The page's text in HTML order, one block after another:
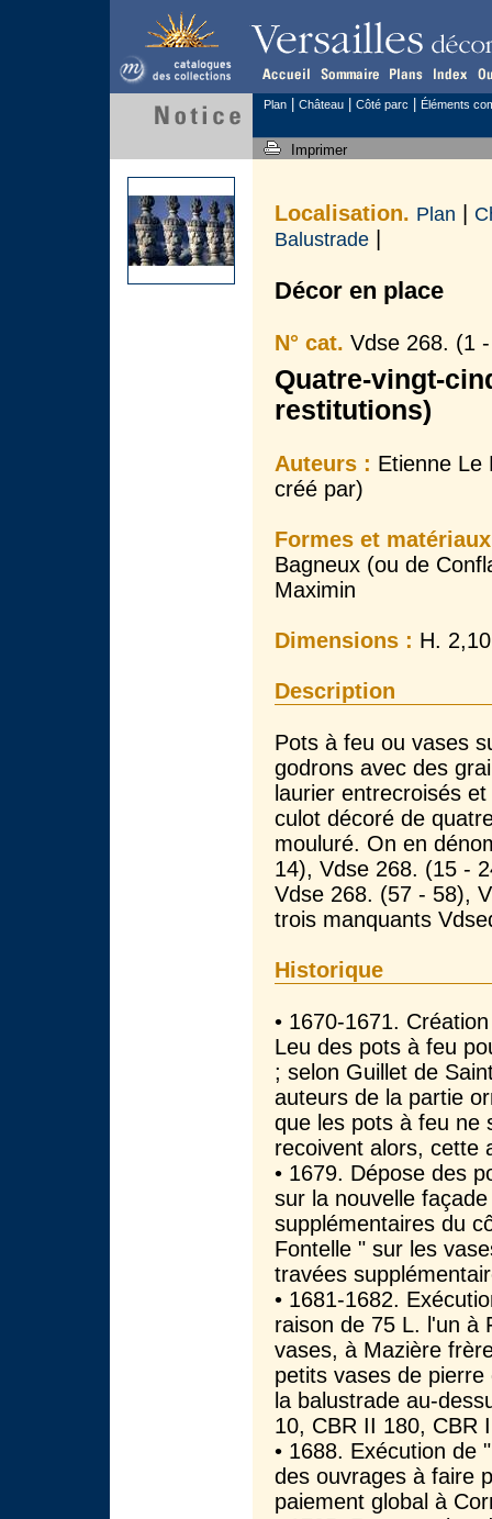
Plan Château Côté parc Éléments
Imprimer
Localisation. Plan
Balustrade
Décor en place
N° cat. Vdse 268. (1
Quatre-vingt-
restitutions)
Auteurs : Etienne Le
créé par)
Formes et
Bagneux (ou de
Maximin
Dimensions : H.
Description
Pots à feu ou vases
godrons avec des
laurier entrecroisés
culot décoré de
mouluré. On en
14), Vdse 268. (15 -
Vdse 268. (57 - 58),
trois manquants
Historique
• 1670-1671.
Leu des pots à feu
; selon Guillet de
auteurs de la partie
que les pots à feu ne
recoivent alors, cette
• 1679. Dépose des
sur la nouvelle
supplémentaires du
Fontelle " sur les
travées
• 1681-1682.
raison de 75 L. l'un à
vases, à Mazière
petits vases de
la balustrade au-
10, CBR II 180, CBR
• 1688. Exécution de
des ouvrages à faire
paiement global à